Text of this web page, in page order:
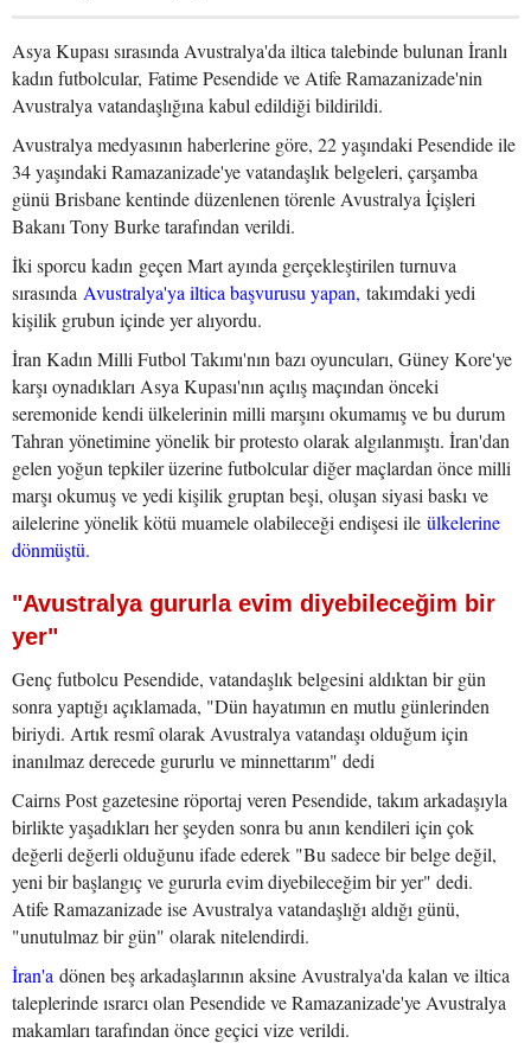
Asya Kupası sırasında Avustralya'da iltica talebinde bulunan İranlı
kadın futbolcular, Fatime Pesendide ve Atife Ramazanizade'nin
Avustralya vatandaşlığına kabul edildiği bildirildi.
Avustralya medyasının haberlerine göre, 22 yaşındaki Pesendide ile
34 yaşındaki Ramazanizade'ye vatandaşlık belgeleri, çarşamba
günü Brisbane kentinde düzenlenen törenle Avustralya İçişleri
Bakanı Tony Burke tarafından verildi.
İki sporcu kadın geçen Mart ayında gerçekleştirilen turnuva
sırasında Avustralya'ya iltica başvurusu yapan, takımdaki yedi
kişilik grubun içinde yer alıyordu.
İran Kadın Milli Futbol Takımı'nın bazı oyuncuları, Güney Kore'ye
karşı oynadıkları Asya Kupası'nın açılış maçından önceki
seremonide kendi ülkelerinin milli marşını okumamış ve bu durum
Tahran yönetimine yönelik bir protesto olarak algılanmıştı. İran'dan
gelen yoğun tepkiler üzerine futbolcular diğer maçlardan önce milli
marşı okumuş ve yedi kişilik gruptan beşi, oluşan siyasi baskı ve
ailelerine yönelik kötü muamele olabileceği endişesi ile ülkelerine
dönmüştü.
"Avustralya gururla evim diyebileceğim bir
yer"
Genç futbolcu Pesendide, vatandaşlık belgesini aldıktan bir gün
sonra yaptığı açıklamada, "Dün hayatımın en mutlu günlerinden
biriydi. Artık resmî olarak Avustralya vatandaşı olduğum için
inanılmaz derecede gururlu ve minnettarım" dedi
Cairns Post gazetesine röportaj veren Pesendide, takım arkadaşıyla
birlikte yaşadıkları her şeyden sonra bu anın kendileri için çok
değerli değerli olduğunu ifade ederek "Bu sadece bir belge değil,
yeni bir başlangıç ve gururla evim diyebileceğim bir yer" dedi.
Atife Ramazanizade ise Avustralya vatandaşlığı aldığı günü,
"unutulmaz bir gün" olarak nitelendirdi.
İran'a dönen beş arkadaşlarının aksine Avustralya'da kalan ve iltica
taleplerinde ısrarcı olan Pesendide ve Ramazanizade'ye Avustralya
makamları tarafından önce geçici vize verildi.